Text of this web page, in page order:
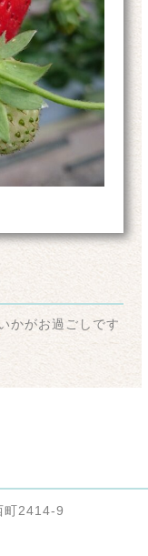
かがお過ごしです
町2414-9